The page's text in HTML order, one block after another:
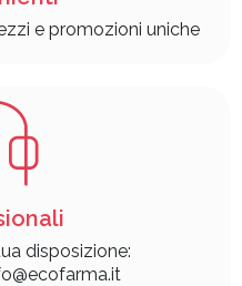
e promozioni uniche
disposizione: